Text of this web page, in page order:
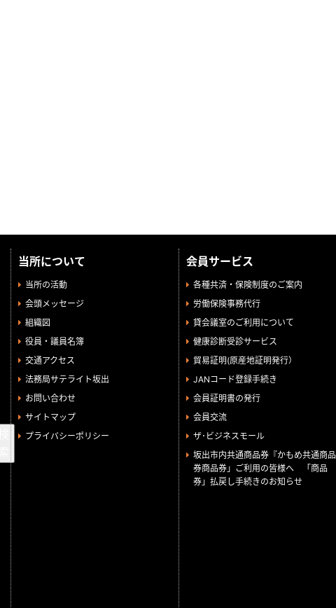
当所について
当所の活動
会頭メッセージ
組織図
役員・議員名簿
交通アクセス
法務局サテライト坂出
お問い合わせ
サイトマップ
プライバシーポリシー
会員サービス
各種共済・保険制度のご案内
労働保険事務代行
貸会議室のご利用について
健康診断受診サービス
貿易証明(原産地証明発行）
JANコード登録手続き
会員証明書の発行
会員交流
ザ･ビジネスモール
坂出市内共通商品券『かもめ共通商品
券商品券」ご利用の皆様へ 「商品
券」払戻し手続きのお知らせ